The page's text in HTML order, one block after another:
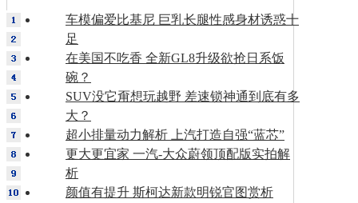
车模偏爱比基尼 巨乳长腿性感身材诱惑十
足
在美国不吃香 全新GL8升级欲抢日系饭
碗？
SUV没它甭想玩越野 差速锁神通到底有多
大？
超小排量动力解析 上汽打造自强“蓝芯”
更大更宜家 一汽-大众蔚领顶配版实拍解
析
颜值有提升 斯柯达新款明锐官图赏析